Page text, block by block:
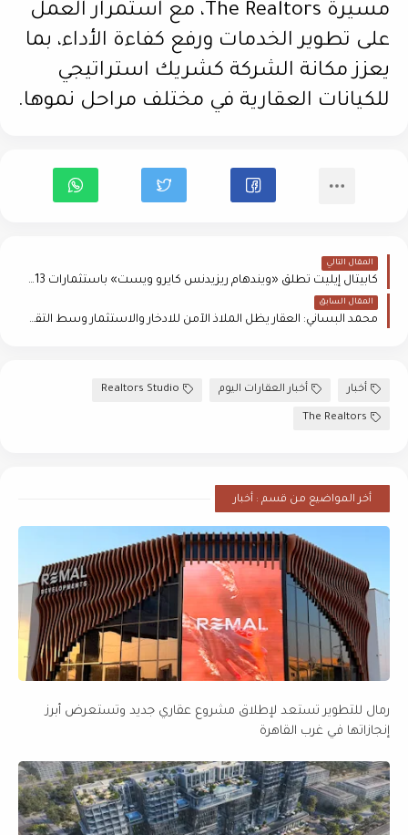
مسيرة The Realtors، مع استمرار العمل
على تطوير الخدمات ورفع كفاءة الأداء، بما
يعزز مكانة الشركة كشريك استراتيجي
للكيانات العقارية في مختلف مراحل نموها.
المقال التالي
كابيتال إيليت تطلق «ويندهام ريزيدنس كايرو ويست» باستثمارات 13 مليار جنيه
المقال السابق
محمد البساني: العقار يظل الملاذ الآمن للادخار والاستثمار وسط التقلبات الاقتصادية
أخبار أخبار العقارات اليوم Realtors Studio
The Realtors
أخر المواضيع من قسم : أخبار
رمال للتطوير تستعد لإطلاق مشروع عقاري جديد وتستعرض أبرز
إنجازاتها في غرب القاهرة